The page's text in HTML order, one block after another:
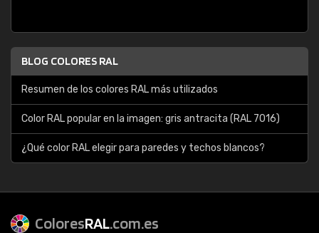
BLOG COLORES RAL
Resumen de los colores RAL más utilizados
Color RAL popular en la imagen: gris antracita (RAL 7016)
¿Qué color RAL elegir para paredes y techos blancos?
ColoresRAL.com.es